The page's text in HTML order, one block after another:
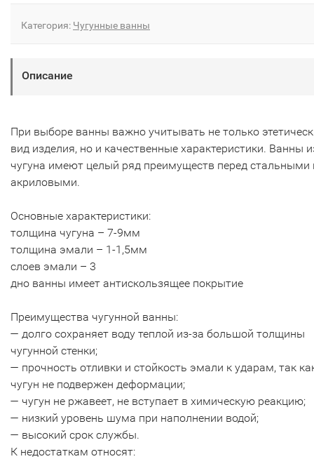
Категория: Чугунные ванны
Описание
При выборе ванны важно учитывать не только
вид изделия, но и качественные характеристики. Ванны
чугуна имеют целый ряд преимуществ перед стальными
акриловыми.
Основные характеристики:
толщина чугуна – 7-9мм
толщина эмали – 1-1,5мм
слоев эмали – 3
дно ванны имеет антискользящее покрытие
Преимущества чугунной ванны:
— долго сохраняет воду теплой из-за большой толщины
чугунной стенки;
— прочность отливки и стойкость эмали к ударам, так
чугун не подвержен деформации;
— чугун не ржавеет, не вступает в химическую реакцию;
— низкий уровень шума при наполнении водой;
— высокий срок службы.
К недостаткам относят: